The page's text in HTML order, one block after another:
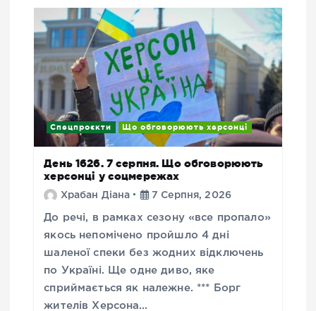
Спецпроєкти Що обговорюють херсонці
День 1626. 7 серпня. Що обговорюють
херсонці у соцмережах
Храбан Діана 7 Серпня, 2026
До речі, в рамках сезону «все пропало»
якось непомічено пройшло 4 дні
шаленої спеки без жодних відключень
по Україні. Ще одне диво, яке
сприймається як належне. *** Борг
жителів Херсона…